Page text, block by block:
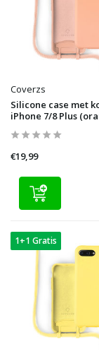
Coverzs
Silicone case met
iPhone 7/8 Plus
€19,99
1+1 Gratis